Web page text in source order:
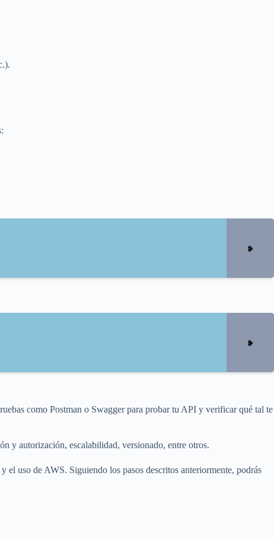
como Postman o Swagger para probar tu API y verificar qué tal te
y autorización, escalabilidad, versionado, entre otros.
el uso de AWS. Siguiendo los pasos descritos anteriormente, podrás